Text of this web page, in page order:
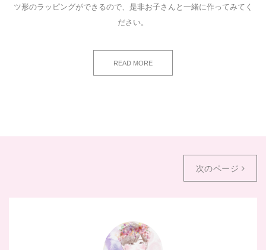
ツ形のラッピングができるので、是非お子さんと一緒に作ってみてく
ださい。
READ MORE
次のページ